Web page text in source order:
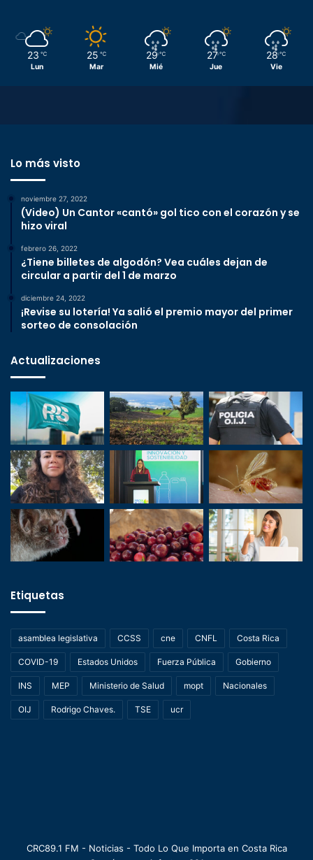
23 ℃
Lun
25 ℃
Mar
29 ℃
Mié
27 ℃
Jue
28 ℃
Vie
Lo más visto
noviembre 27, 2022
(Video) Un Cantor «cantó» gol tico con el corazón y se
hizo viral
febrero 26, 2022
¿Tiene billetes de algodón? Vea cuáles dejan de
circular a partir del 1 de marzo
diciembre 24, 2022
¡Revise su lotería! Ya salió el premio mayor del primer
sorteo de consolación
Actualizaciones
Etiquetas
asamblea legislativa CCSS cne CNFL Costa Rica
COVID-19 Estados Unidos Fuerza Pública Gobierno
INS MEP Ministerio de Salud mopt Nacionales
OIJ Rodrigo Chaves. TSE ucr
CRC89.1 FM - Noticias - Todo Lo Que Importa en Costa Rica